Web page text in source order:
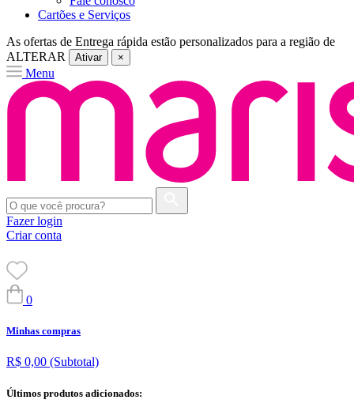
Cartões e Serviços
As ofertas de Entrega rápida estão personalizados para a região de
ALTERAR
Ativar ×
Menu
Fazer login
Criar conta
0
Minhas compras
R$ 0,00 (Subtotal)
Últimos produtos adicionados: